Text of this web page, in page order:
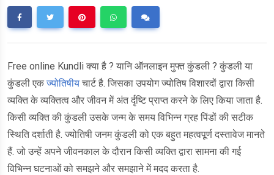
Free online Kundli क्या है ? यानि ऑनलाइन मुफ्त कुंडली ? कुंडली या
कुंडली एकज्योतिषीय चार्ट है. जिसका उपयोग ज्योतिष विशारदों द्वारा किसी
व्यक्ति के व्यक्तित्व और जीवन में अंत र्दृष्टि प्राप्त करने के लिए किया जाता है.
किसी व्यक्ति की कुंडली उसके जन्म के समय विभिन्न ग्रह पिंडों की सटीक
स्थिति दर्शाती है. ज्योतिषी जनम कुंडली को एक बहुत महत्वपूर्ण दस्तावेज मानते
हैं. जो उन्हें अपने जीवनकाल के दौरान किसी व्यक्ति द्वारा सामना की गई
विभिन्न घटनाओं को समझने और समझाने में मदद करता है.